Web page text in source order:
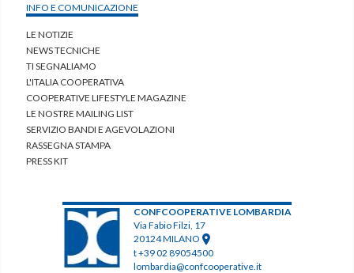
INFO E COMUNICAZIONE
LE NOTIZIE
NEWS TECNICHE
TI SEGNALIAMO
L'ITALIA COOPERATIVA
COOPERATIVE LIFESTYLE MAGAZINE
LE NOSTRE MAILING LIST
SERVIZIO BANDI E AGEVOLAZIONI
RASSEGNA STAMPA
PRESS KIT
CONFCOOPERATIVE LOMBARDIA
Via Fabio Filzi, 17
20124 MILANO
t +39 02 89054500
lombardia@confcooperative.it